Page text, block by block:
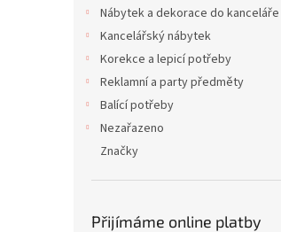
Nábytek a dekorace do kanceláře
Kancelářský nábytek
Korekce a lepicí potřeby
Reklamní a party předměty
Balící potřeby
Nezařazeno
Značky
Přijímáme online platby